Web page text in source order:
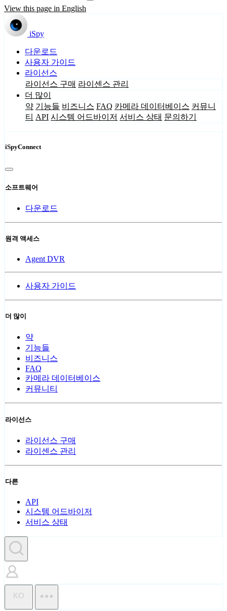
View this page in English
iSpy
다운로드
사용자 가이드
라이선스
라이선스 구매 라이센스 관리
더 많이
약 기능들 비즈니스 FAQ 카메라 데이터베이스 커뮤니
티 API 시스템 어드바이저 서비스 상태 문의하기
iSpyConnect
소프트웨어
다운로드
원격 액세스
Agent DVR
사용자 가이드
더 많이
약
기능들
비즈니스
FAQ
카메라 데이터베이스
커뮤니티
라이선스
라이선스 구매
라이센스 관리
다른
API
시스템 어드바이저
서비스 상태
KO